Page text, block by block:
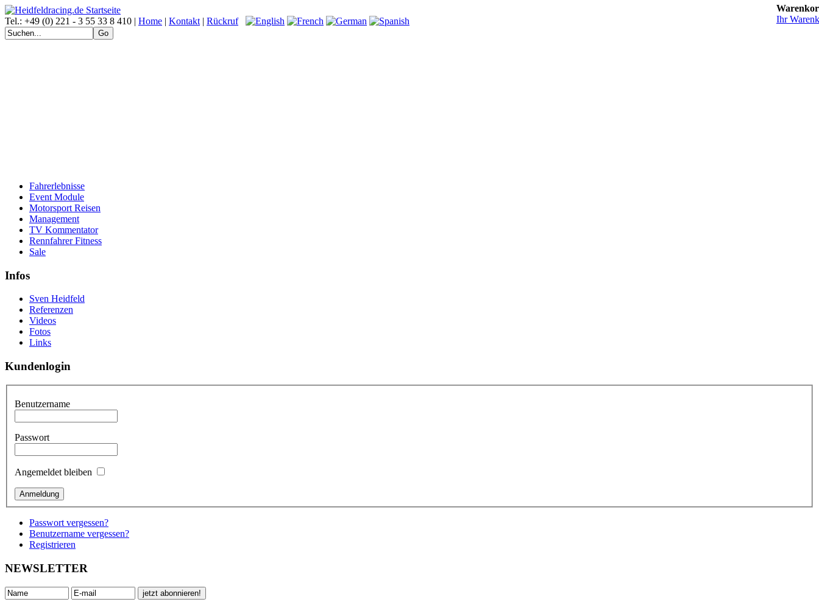
Tel.: +49 (0) 221 - 3 55 33 8 410 | Home | Kontakt | Rückruf
Fahrerlebnisse
Event Module
Motorsport Reisen
Management
TV Kommentator
Rennfahrer Fitness
Sale
Infos
Sven Heidfeld
Referenzen
Videos
Fotos
Links
Kundenlogin
Benutzername
Passwort
Angemeldet bleiben
Passwort vergessen?
Benutzername vergessen?
Registrieren
NEWSLETTER
Ihr